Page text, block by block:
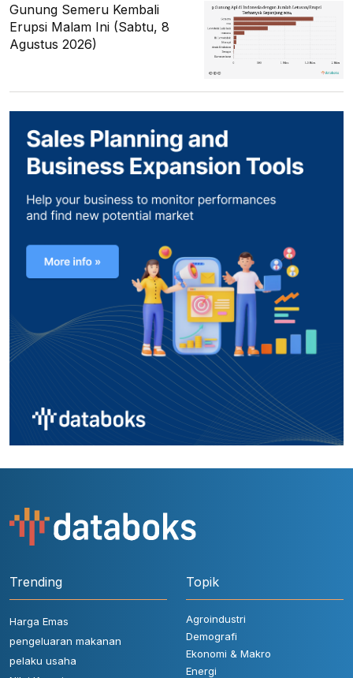
Gunung Semeru Kembali
Erupsi Malam Ini (Sabtu, 8
Agustus 2026)
Trending
Harga Emas
pengeluaran makanan
pelaku usaha
Topik
Agroindustri
Demografi
Ekonomi & Makro
Energi